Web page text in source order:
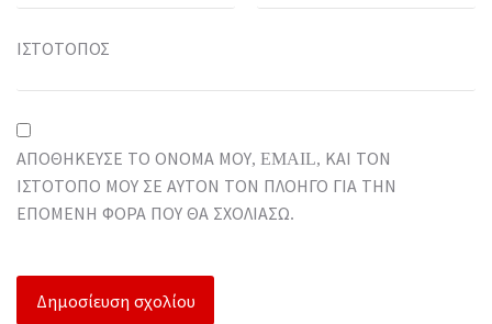
ΙΣΤΌΤΟΠΟΣ
ΑΠΟΘΉΚΕΥΣΕ ΤΟ ΌΝΟΜΆ ΜΟΥ, EMAIL, ΚΑΙ ΤΟΝ
ΙΣΤΌΤΟΠΟ ΜΟΥ ΣΕ ΑΥΤΌΝ ΤΟΝ ΠΛΟΗΓΌ ΓΙΑ ΤΗΝ
ΕΠΌΜΕΝΗ ΦΟΡΆ ΠΟΥ ΘΑ ΣΧΟΛΙΆΣΩ.